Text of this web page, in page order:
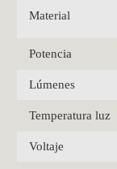
Material
Potencia
Lúmenes
Temperatura luz
Voltaje